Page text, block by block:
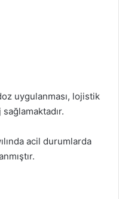
uygulanması, lojistik
acil durumlarda